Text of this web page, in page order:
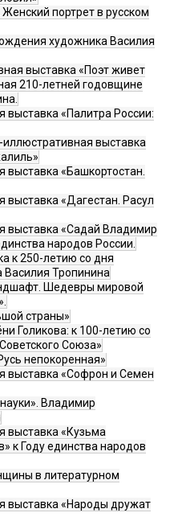
портрет в русском
художника Василия
выставка «Поэт живет
210-летней годовщине
выставка «Палитра России:
выставка
выставка «Башкортостан.
выставка «Дагестан. Расул
выставка «Садай Владимир
народов России.
к 250-летию со дня
Тропинина
Шедевры мировой
страны»
Голикова: к 100-летию со
Союза»
непокоренная»
выставка «Софрон и Семен
Владимир
выставка «Кузьма
к Году единства народов
в литературном
выставка «Народы дружат